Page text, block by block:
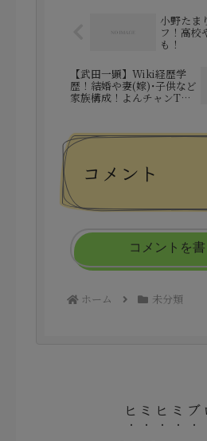
疑者（31
小野たま
フ！高校
も！
【武田一顕】Wiki経歴学
歴！結婚や妻(嫁)･子供など
家族構成！よんチャンTV
コメント
コメントを
ホーム 未分類
ヒミヒミブ